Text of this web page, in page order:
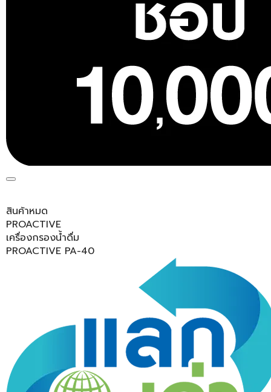
สินค้าหมด
PROACTIVE
เครื่องกรองน้ำดื่ม
PROACTIVE PA-40